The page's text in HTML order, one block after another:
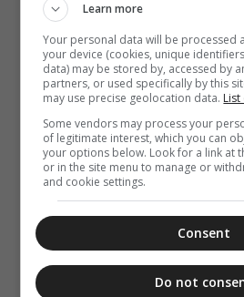
Learn more
Your personal data will be processed
your device (cookies, unique
data) may be stored by, accessed by
partners, or used specifically by this
may use precise geolocation data.
Some vendors may process your
of legitimate interest, which you can
your options below. Look for a link at
or in the site menu to manage or
and cookie settings.
Consent
Do not